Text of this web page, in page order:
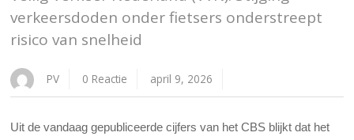
verkeersdoden onder fietsers onderstreept
risico van snelheid
PV 0 Reactie april 9, 2026
Uit de vandaag gepubliceerde cijfers van het CBS blijkt dat het